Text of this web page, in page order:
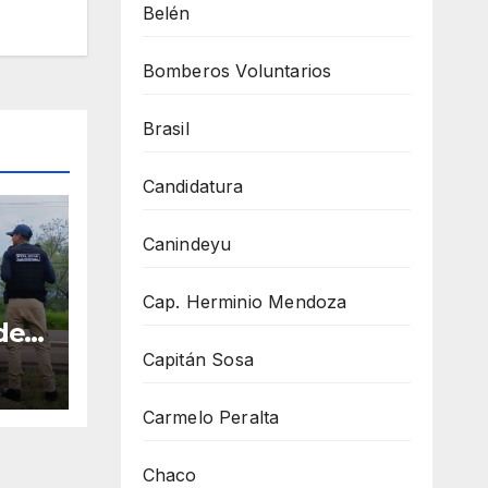
Belén
Bomberos Voluntarios
Brasil
Candidatura
Canindeyu
Cap. Herminio Mendoza
Capitán Sosa
Carmelo Peralta
Chaco